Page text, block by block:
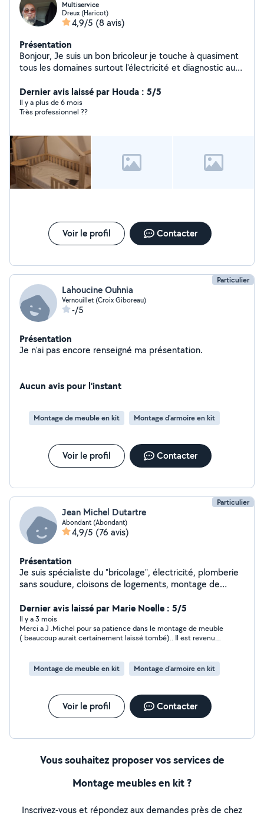
Multiservice
Dreux (Haricot)
4,9/5 (8 avis)
Présentation
Bonjour, Je suis un bon bricoleur je touche à quasiment
tous les domaines surtout l'électricité et diagnostic auto
l installation
Dernier avis laissé par Houda : 5/5
Il y a plus de 6 mois
Très professionnel ??
Voir le profil Contacter
Particulier
Lahoucine Ouhnia
Vernouillet (Croix Giboreau)
-/5
Présentation
Je n'ai pas encore renseigné ma présentation.
Aucun avis pour l'instant
Montage de meuble en kit Montage d'armoire en kit
Voir le profil Contacter
Particulier
Jean Michel Dutartre
Abondant (Abondant)
4,9/5 (76 avis)
Présentation
Je suis spécialiste du "bricolage", électricité, plomberie
sans soudure, cloisons de logements, montage de
Dernier avis laissé par Marie Noelle : 5/5
Il y a 3 mois
Merci a J .Michel pour sa patience dans le montage de meuble
( beaucoup aurait certainement laissé tombé).. Il est revenu
Montage de meuble en kit Montage d'armoire en kit
Voir le profil Contacter
Vous souhaitez proposer vos services de
Montage meubles en kit ?
Inscrivez-vous et répondez aux demandes près de chez